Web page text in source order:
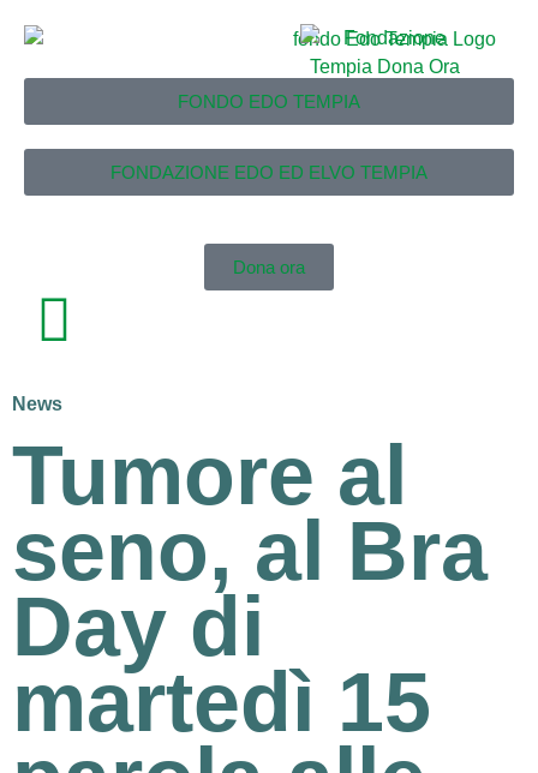
FONDO EDO TEMPIA
FONDAZIONE EDO ED ELVO TEMPIA
Dona ora
News
Tumore al
seno, al Bra
Day di
martedì 15